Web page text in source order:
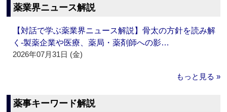
薬業界ニュース解説
【対話で学ぶ薬業界ニュース解説】骨太の方針を読み解
く‐製薬企業や医療、薬局・薬剤師への影…
2026年07月31日 (金)
もっと見る »
薬事キーワード解説